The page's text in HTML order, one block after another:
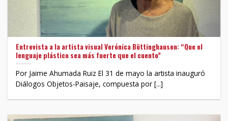
Entrevista a la artista visual Verónica Büttinghausen: “Que el
lenguaje plástico sea más fuerte que el cuento”
Por Jaime Ahumada Ruiz El 31 de mayo la artista inauguró
Diálogos Objetos-Paisaje, compuesta por [...]